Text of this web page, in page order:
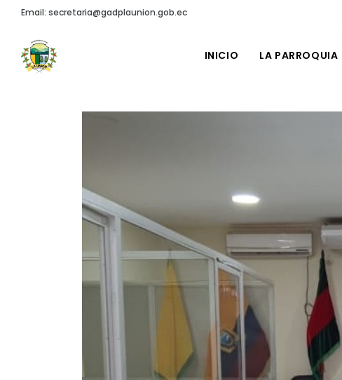
Email: secretaria@gadplaunion.gob.ec
INICIO LA PARROQUIA